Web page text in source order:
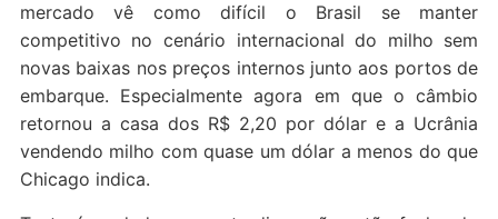
mercado vê como difícil o Brasil se manter
competitivo no cenário internacional do milho sem
novas baixas nos preços internos junto aos portos de
embarque. Especialmente agora em que o câmbio
retornou a casa dos R$ 2,20 por dólar e a Ucrânia
vendendo milho com quase um dólar a menos do que
Chicago indica.